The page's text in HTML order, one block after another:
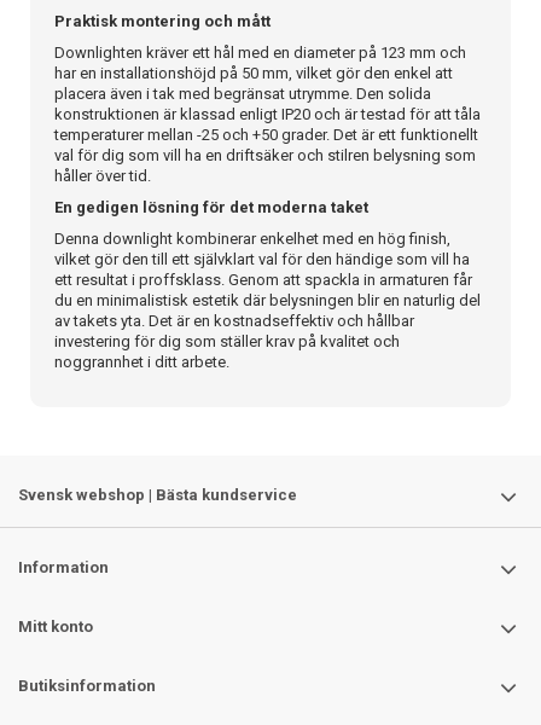
Praktisk montering och mått
Downlighten kräver ett hål med en diameter på 123 mm och
har en installationshöjd på 50 mm, vilket gör den enkel att
placera även i tak med begränsat utrymme. Den solida
konstruktionen är klassad enligt IP20 och är testad för att tåla
temperaturer mellan -25 och +50 grader. Det är ett funktionellt
val för dig som vill ha en driftsäker och stilren belysning som
håller över tid.
En gedigen lösning för det moderna taket
Denna downlight kombinerar enkelhet med en hög finish,
vilket gör den till ett självklart val för den händige som vill ha
ett resultat i proffsklass. Genom att spackla in armaturen får
du en minimalistisk estetik där belysningen blir en naturlig del
av takets yta. Det är en kostnadseffektiv och hållbar
investering för dig som ställer krav på kvalitet och
noggrannhet i ditt arbete.
Svensk webshop | Bästa kundservice
Information
Mitt konto
Butiksinformation